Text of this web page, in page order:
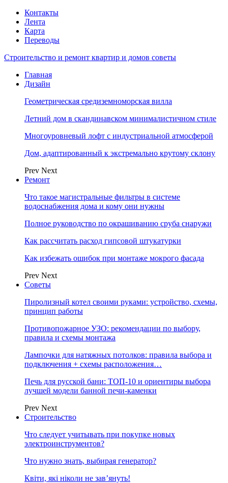
Контакты
Лента
Карта
Переводы
Строительство и ремонт квартир и домов советы
Главная
Дизайн
Геометрическая средиземноморская вилла
Летний дом в скандинавском минималистичном стиле
Многоуровневый лофт с индустриальной атмосферой
Дом, адаптированный к экстремально крутому склону
Prev Next
Ремонт
Что такое магистральные фильтры в системе
водоснабжения дома и кому они нужны
Полное руководство по окрашиванию сруба снаружи
Как рассчитать расход гипсовой штукатурки
Как избежать ошибок при монтаже мокрого фасада
Prev Next
Советы
Пиролизный котел своими руками: устройство, схемы,
принцип работы
Противопожарное УЗО: рекомендации по выбору,
правила и схемы монтажа
Лампочки для натяжных потолков: правила выбора и
подключения + схемы расположения…
Печь для русской бани: ТОП-10 и ориентиры выбора
лучшей модели банной печи-каменки
Prev Next
Строительство
Что следует учитывать при покупке новых
электроинструментов?
Что нужно знать, выбирая генератор?
Квіти, які ніколи не зав’януть!